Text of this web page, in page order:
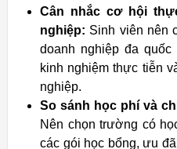
Cân nhắc cơ hội
nghiệp: Sinh viên nên
doanh nghiệp đa
kinh nghiệm thực tiễn
nghiệp.
So sánh học phí và
Nên chọn trường có
các gói học bổng, ưu